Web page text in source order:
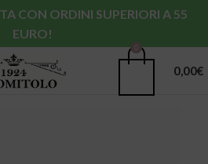
0,00€
CON ORDINI SUPERIORI A 55
EURO!